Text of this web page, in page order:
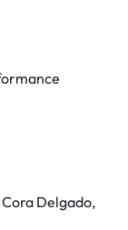
Delgado,